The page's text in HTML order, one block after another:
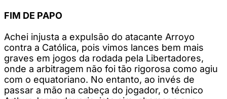
FIM DE PAPO
Achei injusta a expulsão do atacante Arroyo
contra a Católica, pois vimos lances bem mais
graves em jogos da rodada pela Libertadores,
onde a arbitragem não foi tão rigorosa como agiu
com o equatoriano. No entanto, ao invés de
passar a mão na cabeça do jogador, o técnico